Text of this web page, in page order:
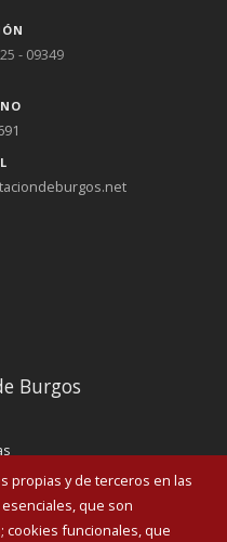
propias y de terceros en las
que son
cookies funcionales, que
- 09349
Burgos
interés